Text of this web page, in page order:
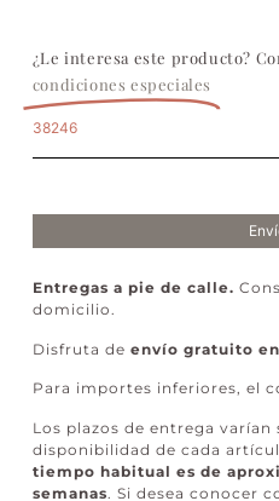
¿Le interesa este producto?
condiciones especiales
38246
Entregas a pie de calle.
domicilio.
Disfruta de envío gratuito
Para importes inferiores, el
Los plazos de entrega varían
disponibilidad de cada
tiempo habitual es de
semanas . Si desea conocer